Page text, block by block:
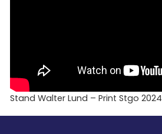
Stand Walter Lund – Print Stgo 2024